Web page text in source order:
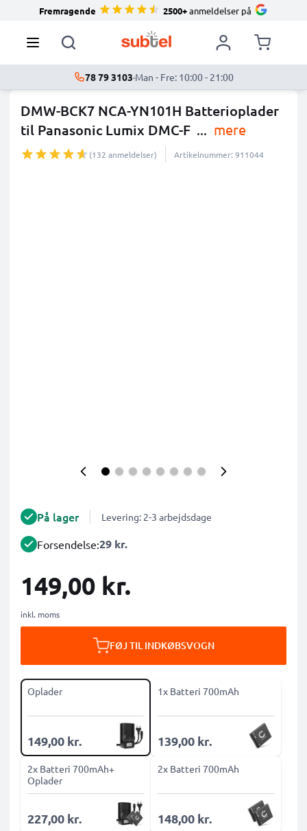
Fremragende 2500+anmeldelser på
78 79 3103·Man - Fre: 10:00 - 21:00
DMW-BCK7 NCA-YN101H Batterioplader
til Panasonic Lumix DMC-F ... mere
(132 anmeldelser) Artikelnummer: 911044
På lager Levering: 2-3 arbejdsdage
Forsendelse:29 kr.
149,00 kr.
inkl. moms
FØJ TIL INDKØBSVOGN
Oplader
149,00 kr.
1x Batteri 700mAh
139,00 kr.
2x Batteri 700mAh+
Oplader
227,00 kr.
2x Batteri 700mAh
148,00 kr.